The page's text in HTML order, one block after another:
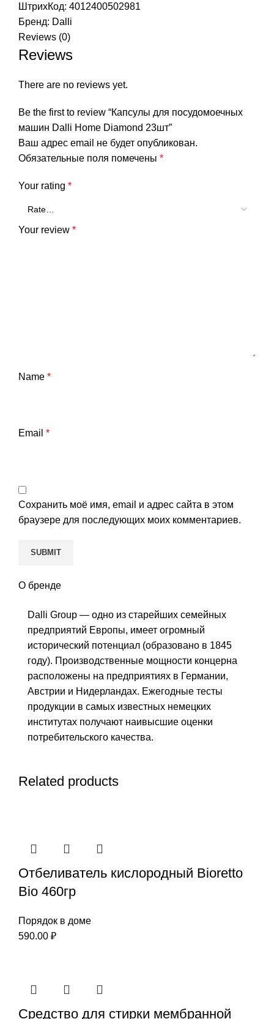
ШтрихКод: 4012400502981
Бренд: Dalli
Reviews (0)
Reviews
There are no reviews yet.
Be the first to review “Капсулы для посудомоечных
машин Dalli Home Diamond 23шт”
Ваш адрес email не будет опубликован.
Обязательные поля помечены *
Your rating *
Your review *
Name *
Email *
Сохранить моё имя, email и адрес сайта в этом
браузере для последующих моих комментариев.
О бренде
Dalli Group — одно из старейших семейных
предприятий Европы, имеет огромный
исторический потенциал (образовано в 1845
году). Производственные мощности концерна
расположены на предприятиях в Германии,
Австрии и Нидерландах. Ежегодные тесты
продукции в самых известных немецких
институтах получают наивысшие оценки
потребительского качества.
Related products
Отбеливатель кислородный Bioretto
Bio 460гр
Порядок в доме
590.00 ₽
Средство для стирки мембранной